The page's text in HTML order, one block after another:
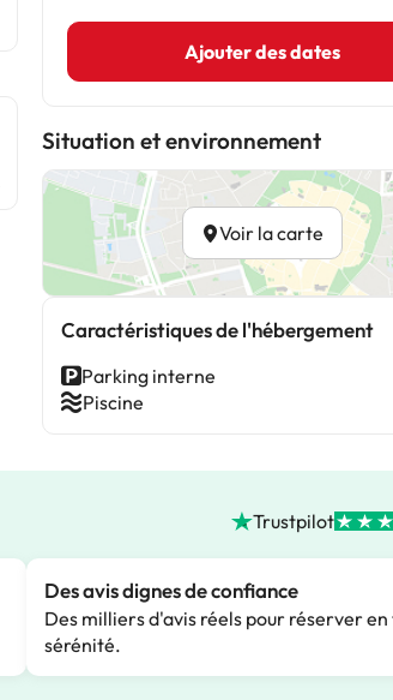
Ajouter des dates
Situation et environnement
Voir la carte
Caractéristiques de l'hébergement
Parking interne
Piscine
Trustpilot
Des avis dignes de confiance
Des milliers d'avis réels pour réserver
sérénité.